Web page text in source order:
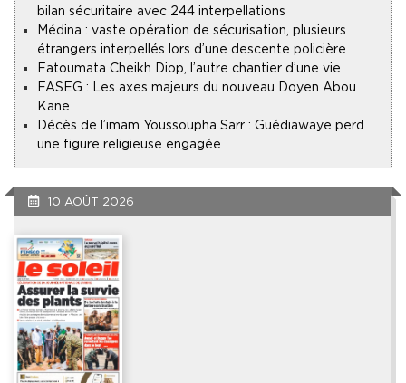
bilan sécuritaire avec 244 interpellations
Médina : vaste opération de sécurisation, plusieurs
étrangers interpellés lors d’une descente policière
Fatoumata Cheikh Diop, l’autre chantier d’une vie
FASEG : Les axes majeurs du nouveau Doyen Abou
Kane
Décès de l’imam Youssoupha Sarr : Guédiawaye perd
une figure religieuse engagée
10 AOÛT 2026